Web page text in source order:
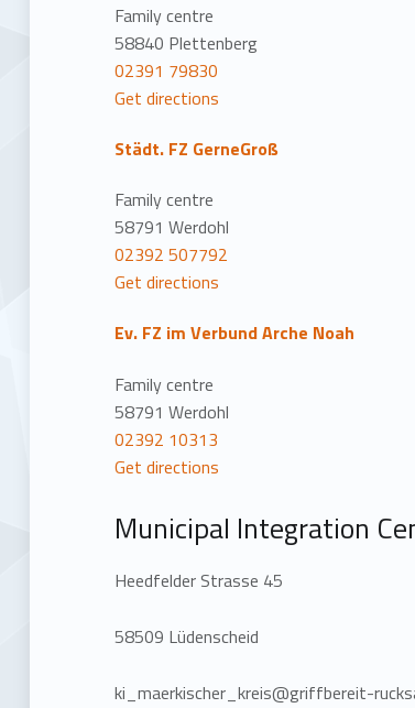
Family centre
58840 Plettenberg
02391 79830
Get directions
Städt. FZ GerneGroß
Family centre
58791 Werdohl
02392 507792
Get directions
Ev. FZ im Verbund Arche Noah
Family centre
58791 Werdohl
02392 10313
Get directions
Municipal Integration
Heedfelder Strasse 45
58509 Lüdenscheid
ki_maerkischer_kreis@griffbereit-